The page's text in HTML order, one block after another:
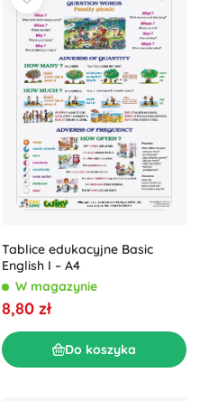
Tablice edukacyjne Basic
English I – A4
W magazynie
8,80 zł
Do koszyka